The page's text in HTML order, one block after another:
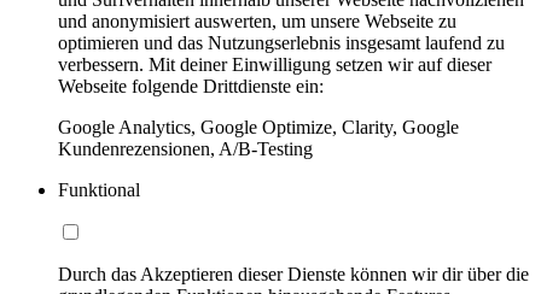
und anonymisiert auswerten, um unsere Webseite zu
optimieren und das Nutzungserlebnis insgesamt laufend zu
verbessern. Mit deiner Einwilligung setzen wir auf dieser
Webseite folgende Drittdienste ein:
Google Analytics, Google Optimize, Clarity, Google
Kundenrezensionen, A/B-Testing
Funktional
Durch das Akzeptieren dieser Dienste können wir dir über die